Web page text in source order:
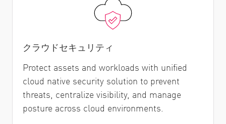
クラウドセキュリティ
Protect assets and workloads with unified
cloud native security solution to prevent
threats, centralize visibility, and manage
posture across cloud environments.